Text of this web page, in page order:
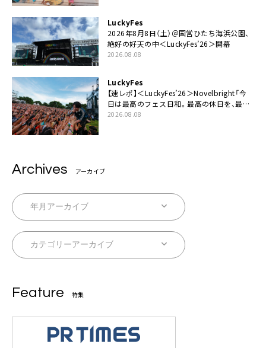
LuckyFes
2026年8月8日（土）＠国営ひたち海浜公園、
絶好の好天の中＜LuckyFes’26＞開幕
2026.08.08
LuckyFes
【速レポ】＜LuckyFes’26＞Novelbright「今
日は最高のフェス日和。最高の休日を、最高
の夏休みを作っていきたい」
2026.08.08
Archives アーカイブ
Feature 特集